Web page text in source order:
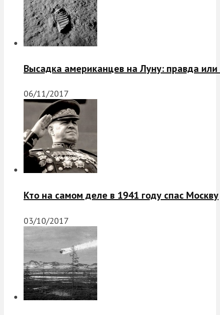
Высадка американцев на Луну: правда
06/11/2017
Кто на самом деле в 1941 году спас Москву
03/10/2017